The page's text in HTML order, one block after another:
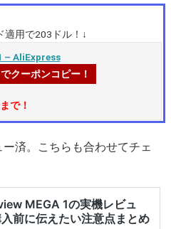
適用で203ドル！↓
– AliExpress
クーポンコピー！
で！
済。こちらも合わせてチェ